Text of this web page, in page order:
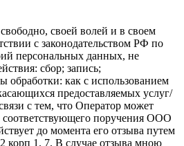
своей волей и в своем
с законодательством РФ по
персональных данных, не
сбор; запись;
обработки: как с использованием
предоставляемых услуг/
с тем, что Оператор может
соответствующего поручения ООО
до момента его отзыва путем
корп 1. 7. В случае отзыва мною